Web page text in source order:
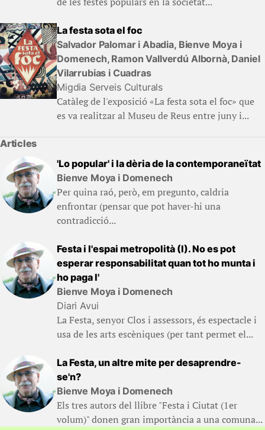
La festa sota el foc
Salvador Palomar i Abadia, Bienve Moya i
Domenech, Ramon Vallverdú Albornà, Daniel
Vilarrubias i Cuadras
Migdia Serveis Culturals
Catàleg de l'exposició «La festa sota el foc» que
es va realitzar al Museu de Reus entre juny i...
Articles
'Lo popular' i la dèria de la contemporaneïtat
Bienve Moya i Domenech
Per quina raó, però, em pregunto, caldria
enfrontar (pensar que pot haver-hi una
contradicció...
Festa i l'espai metropolità (I). No es pot
esperar responsabilitat quan tot ho munta i
ho paga l'
Bienve Moya i Domenech
Diari Avui
La Festa, senyor Clos i assessors, és espectacle i
usa de les arts escèniques (per tant permet el...
La Festa, un altre mite per desaprendre-
se'n?
Bienve Moya i Domenech
Els tres autors del llibre "Festa i Ciutat (1er
volum)" donen gran importància a una comuna...